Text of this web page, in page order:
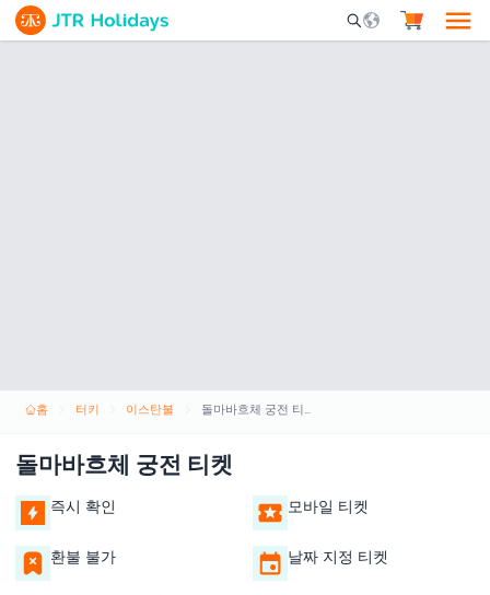
Mobile Search
홈 터키 이스탄불 돌마바흐체 궁전 티켓
돌마바흐체 궁전 티켓
즉시 확인 모바일 티켓
환불 불가 날짜 지정 티켓